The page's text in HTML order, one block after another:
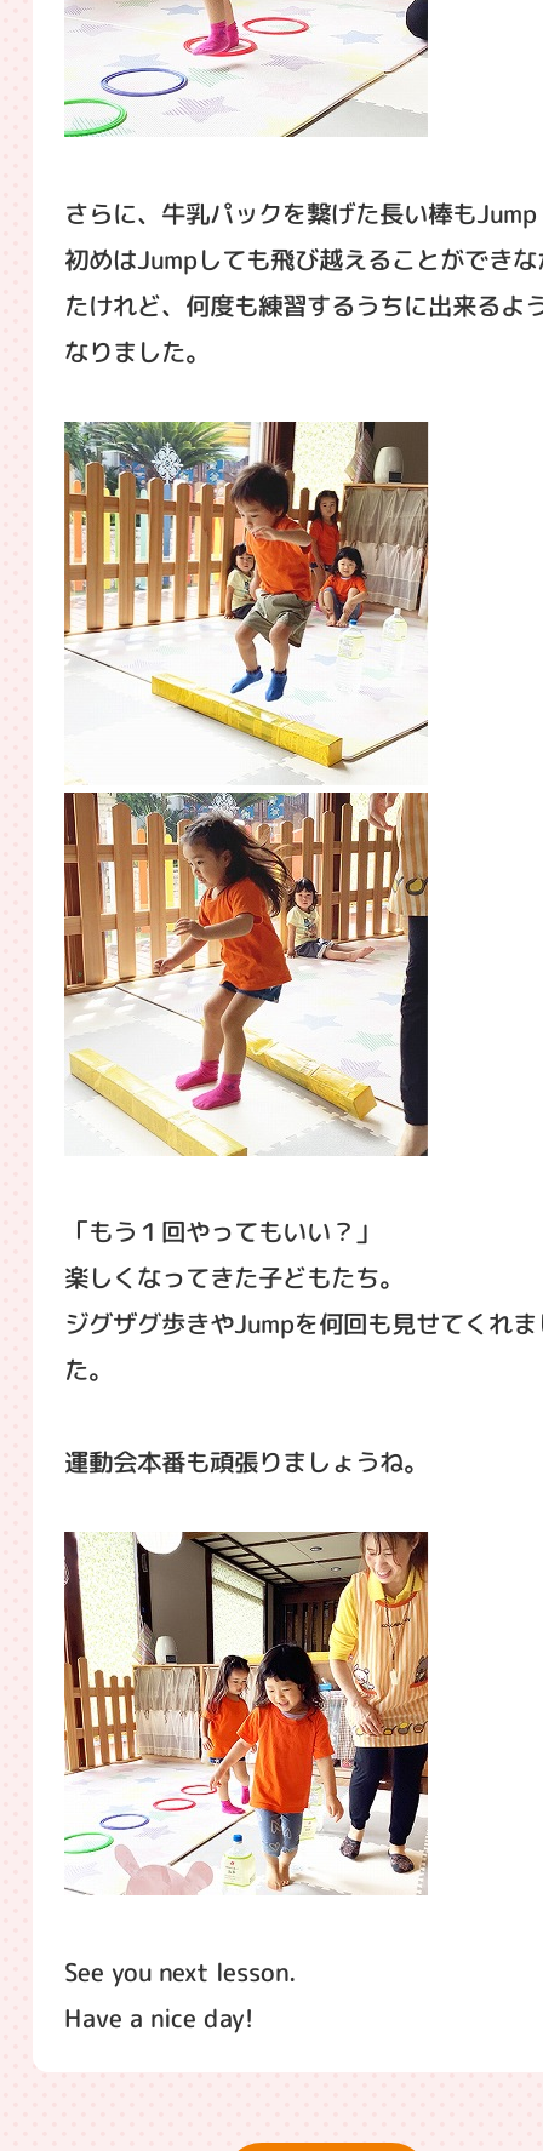
さらに、牛乳パックを繋げた長い棒も
初めはJumpしても飛び越えることができ
たけれど、何度も練習するうちに出来るよ
なりました。
「もう１回やってもいい？」
楽しくなってきた子どもたち。
ジグザグ歩きやJumpを何回も見せてくれ
た。
運動会本番も頑張りましょうね。
See you next lesson.
Have a nice day!